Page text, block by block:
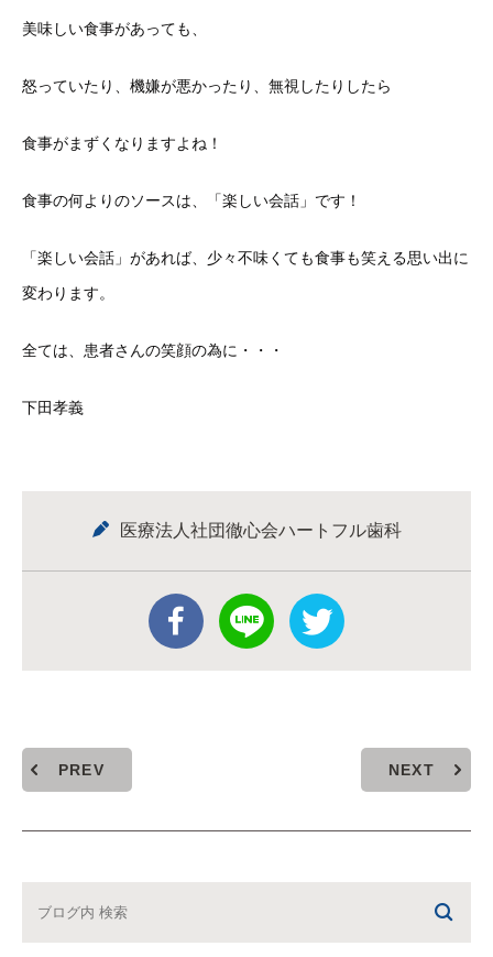
美味しい食事があっても、
怒っていたり、機嫌が悪かったり、無視したりしたら
食事がまずくなりますよね！
食事の何よりのソースは、「楽しい会話」です！
「楽しい会話」があれば、少々不味くても食事も笑える思い出に
変わります。
全ては、患者さんの笑顔の為に・・・
下田孝義
医療法人社団徹心会ハートフル歯科
PREV NEXT